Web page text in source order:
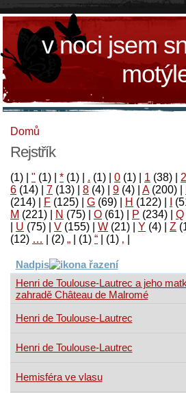
v noci jsem
Domů
Rejstřík
(1) " (1) * (1) . (1) 0 (1) 1 (38) 2
6 (14) 7 (13) 8 (4) 9 (4) A(200)
(214)
F (125) G (69) H (122)
M (221) N (75) O (61) P (234) Q
U (75) V (155) W (21) Y (4) Z
‚
(1)
“
(1)
„
(2)
…
(12)
Nadpis
Henri de Toulouse-Lautrec a jeho
zahradě Château de Malromé
Henri de Toulouse-Lautrec
Henri de Toulouse-Lautrec
Hemisféra ve vlasu